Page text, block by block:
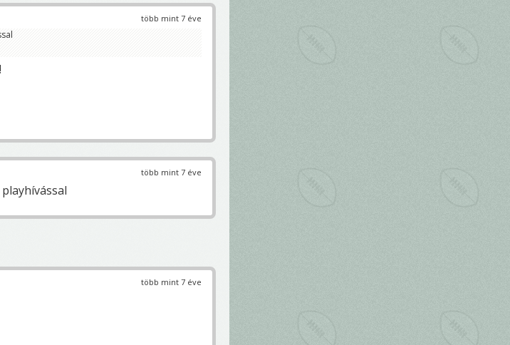
több mint 7 éve
több mint 7 éve
több mint 7 éve